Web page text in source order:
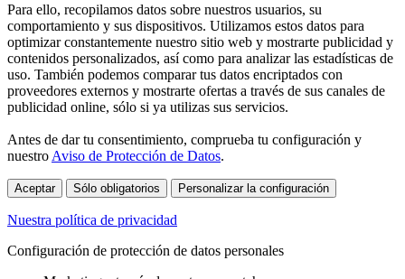
Para ello, recopilamos datos sobre nuestros usuarios, su
comportamiento y sus dispositivos. Utilizamos estos datos para
optimizar constantemente nuestro sitio web y mostrarte publicidad y
contenidos personalizados, así como para analizar las estadísticas de
uso. También podemos comparar tus datos encriptados con
proveedores externos y mostrarte ofertas a través de sus canales de
publicidad online, sólo si ya utilizas sus servicios.
Antes de dar tu consentimiento, comprueba tu configuración y
nuestro Aviso de Protección de Datos.
Aceptar Sólo obligatorios Personalizar la configuración
Nuestra política de privacidad
Configuración de protección de datos personales